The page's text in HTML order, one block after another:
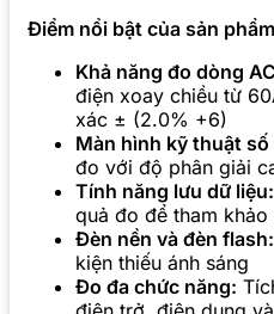
Điểm nổi bật của sản phẩm
Khả năng đo dòng
điện xoay chiều từ
xác ± (2.0% +6)
Màn hình kỹ thuật
đo với độ phân giải
Tính năng lưu dữ liệu:
quả đo để tham khảo
Đèn nền và đèn flash:
kiện thiếu ánh sáng
Đo đa chức năng: